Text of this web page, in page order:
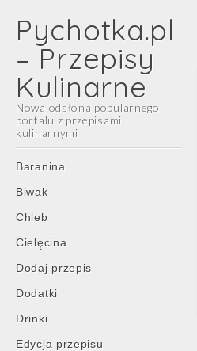
Pychotka.pl
– Przepisy
Kulinarne
Nowa odsłona popularnego
portalu z przepisami
kulinarnymi
Main
menu
Skip
content
Baranina
Biwak
Chleb
Cielęcina
Dodaj przepis
Dodatki
Drinki
Edycja przepisu